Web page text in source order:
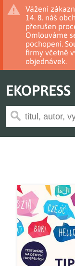
Vážení
14. 8. náš
přerušen
Omlouváme
pochopení.
firmy včetně
objednávek.
EKOPRESS